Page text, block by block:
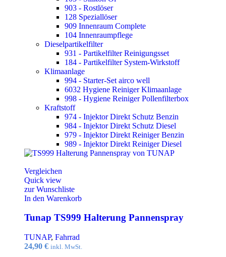
903 - Rostlöser
128 Speziallöser
909 Innenraum Complete
104 Innenraumpflege
Dieselpartikelfilter
931 - Partikelfilter Reinigungsset
184 - Partikelfilter System-Wirkstoff
Klimaanlage
994 - Starter-Set airco well
6032 Hygiene Reiniger Klimaanlage
998 - Hygiene Reiniger Pollenfilterbox
Kraftstoff
974 - Injektor Direkt Schutz Benzin
984 - Injektor Direkt Schutz Diesel
979 - Injektor Direkt Reiniger Benzin
989 - Injektor Direkt Reiniger Diesel
Vergleichen
Quick view
zur Wunschliste
In den Warenkorb
Tunap TS999 Halterung Pannenspray
TUNAP, Fahrrad
24,90 € inkl. MwSt.